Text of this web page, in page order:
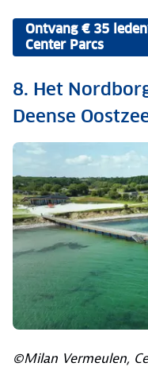
Ontvang € 35
Center Parcs
8. Het
Deense
©Milan Vermeulen,